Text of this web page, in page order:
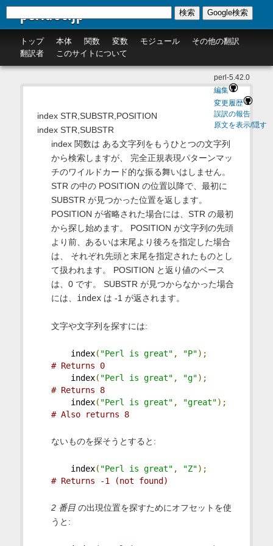
perldoc.jp
トップ 本体 関数 変数 モジュール
その他の翻訳
翻訳者
このサイトについて
検索 Google検索
perl-5.42.0
編集
変更履歴
誤訳の報告
原文を表示/隠す
index STR,SUBSTR,POSITION
index STR,SUBSTR
index 関数は ある文字列をもうひとつの文字列
から検索しますが、 完全正規表現パターンマッ
チのワイルドカード的な振る舞いはしません。
STR の中の POSITION の位置以降で、最初に
SUBSTR が見つかった位置を返します。
POSITION が省略された場合には、STR の最初
から探し始めます。 POSITION が文字列の先頭
より前、あるいは末尾より後ろを指定した場合
は、 それぞれ先頭と末尾を指定されたものとし
て扱われます。 POSITION と返り値のベース
は、0 です。 SUBSTR が見つからなかった場合
には、 indexは -1 が返されます。
文字や文字列を探すには:
index( "Perl is great" , "P");
# Returns 0
index( "Perl is great" , "g");
# Returns 8
index( "Perl is great" , "great");
# Also returns 8
ないものを探そうとすると:
index( "Perl is great" , "Z");
# Returns -1 (not found)
2 番目の出現位置を探すためにオフセットを使
うと: